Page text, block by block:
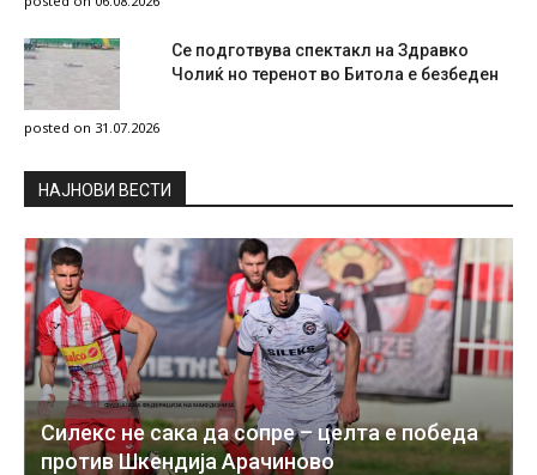
Се подготвува спектакл на Здравко
Чолиќ но теренот во Битола е безбеден
posted on 31.07.2026
НAЈНОВИ ВЕСТИ
Силекс не сака да сопре – целта е победа
против Шкендија Арачиново